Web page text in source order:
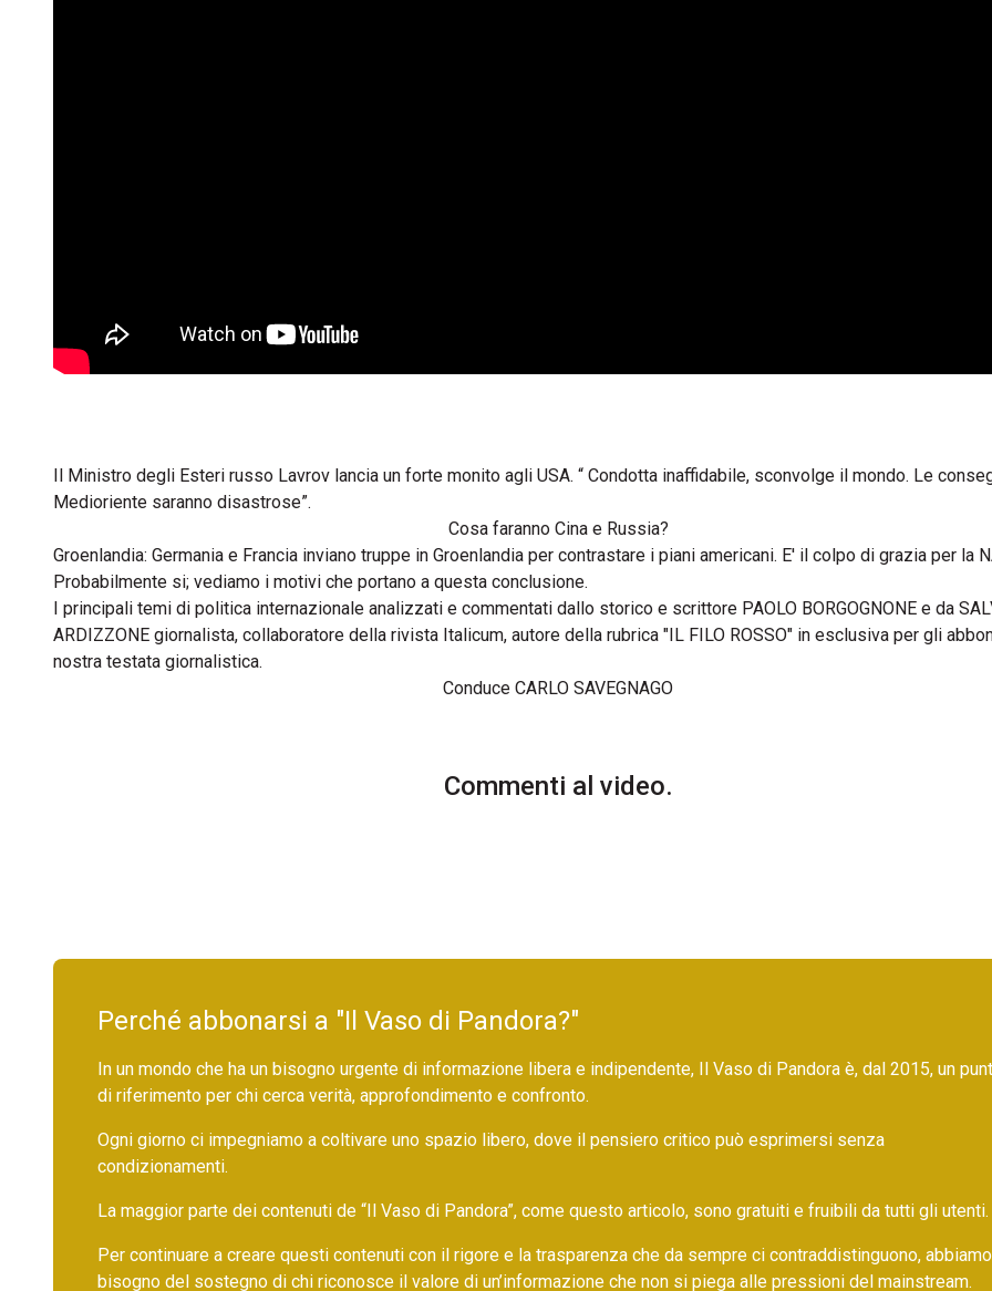
Il Ministro degli Esteri russo Lavrov lancia un forte monito agli USA. “ Condotta inaffidabile, sconvolge il mondo. Le
Medioriente saranno disastrose”.
Cosa faranno Cina e Russia?
Groenlandia: Germania e Francia inviano truppe in Groenlandia per contrastare i piani americani. E' il colpo di grazia per la
Probabilmente si; vediamo i motivi che portano a questa conclusione.
I principali temi di politica internazionale analizzati e commentati dallo storico e scrittore PAOLO BORGOGNONE e da
ARDIZZONE giornalista, collaboratore della rivista Italicum, autore della rubrica "IL FILO ROSSO" in esclusiva per gli
nostra testata giornalistica.
Conduce CARLO SAVEGNAGO
Commenti al video.
Perché abbonarsi a "Il Vaso di Pandora?"
In un mondo che ha un bisogno urgente di informazione libera e indipendente, Il Vaso di Pandora è, dal 2015, un
di riferimento per chi cerca verità, approfondimento e confronto.
Ogni giorno ci impegniamo a coltivare uno spazio libero, dove il pensiero critico può esprimersi senza
condizionamenti.
La maggior parte dei contenuti de “Il Vaso di Pandora”, come questo articolo, sono gratuiti e fruibili da tutti gli utenti.
Per continuare a creare questi contenuti con il rigore e la trasparenza che da sempre ci contraddistinguono, abbiamo
bisogno del sostegno di chi riconosce il valore di un’informazione che non si piega alle pressioni del mainstream.